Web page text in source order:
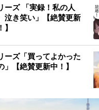
ーズ 「実録！私の人
泣き笑い」【絶賛更新
】
ーズ「買ってよかった
」【絶賛更新中！】